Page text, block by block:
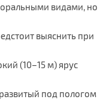
видами, но
выяснить при
(10–15 м) ярус
под пологом